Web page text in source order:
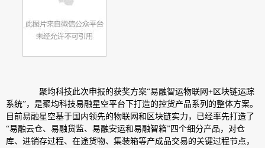
聚均科技此次申报的获奖方案“易融智运物联网+区块链运踪
系统”，是聚均科技易融星空平台下打造的控货产品系列的整体方案。
目前易融星空基于国内领先的物联网和区块链实力，已经率先打造了
“易融云仓、易融货监、易融安运和易融智箱”四个细分产品，对仓
库、进销存过程、在途货物、集装箱等产成品交易的关键过程节点，